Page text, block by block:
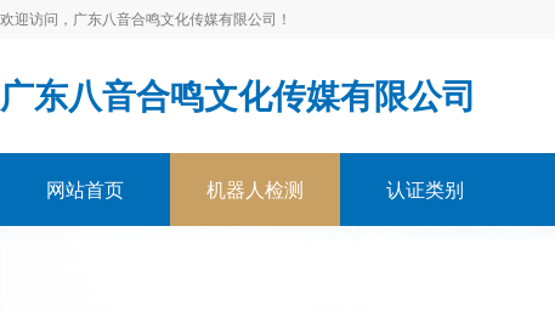
欢迎访问，广东八音合鸣文化传媒有限公司！
广东八音合鸣文化传媒有限公司
网站首页 机器人检测 认证类别